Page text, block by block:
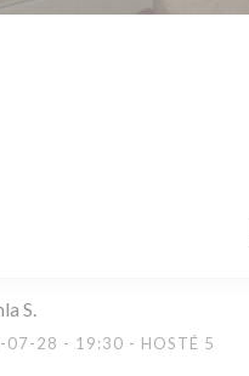
S
07-28 - 19:30 - HOSTÉ 5